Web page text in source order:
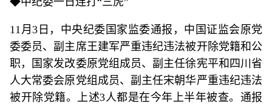
11月3日，中央纪委国家监委通报，中国证监会原党
委委员、副主席王建军严重违纪违法被开除党籍和公
职，国家发改委原党组成员、副主任徐宪平和四川省
人大常委会原党组成员、副主任宋朝华严重违纪违法
被开除党籍。上述3人都是在今年上半年被查。通报